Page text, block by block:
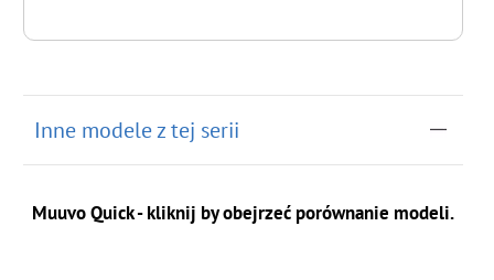
Inne modele z tej serii
Muuvo Quick - kliknij by obejrzeć porównanie modeli.